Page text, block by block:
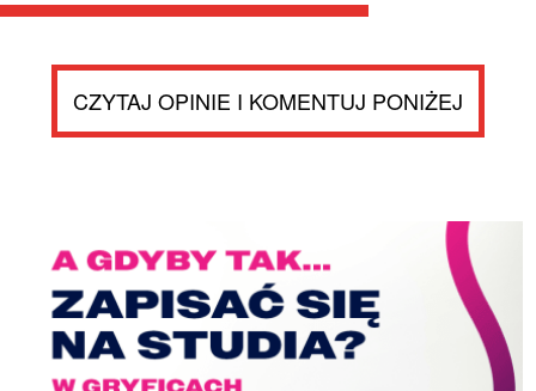
CZYTAJ OPINIE I KOMENTUJ PONIŻEJ